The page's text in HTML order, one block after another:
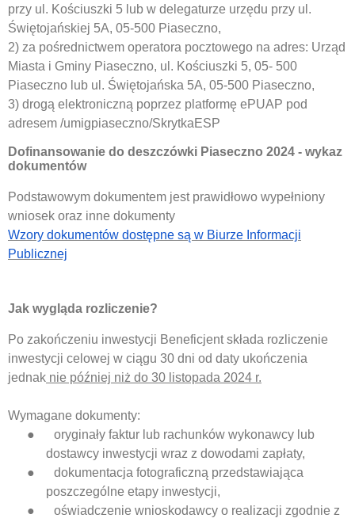
przy ul. Kościuszki 5 lub w delegaturze urzędu przy ul.
Świętojańskiej 5A, 05-500 Piaseczno,
2) za pośrednictwem operatora pocztowego na adres: Urząd
Miasta i Gminy Piaseczno, ul. Kościuszki 5, 05- 500
Piaseczno lub ul. Świętojańska 5A, 05-500 Piaseczno,
3) drogą elektroniczną poprzez platformę ePUAP pod
adresem /umigpiaseczno/SkrytkaESP
Dofinansowanie do deszczówki Piaseczno 2024 - wykaz
dokumentów
Podstawowym dokumentem jest prawidłowo wypełniony
wniosek oraz inne dokumenty
Wzory dokumentów dostępne są w Biurze Informacji
Publicznej
Jak wygląda rozliczenie?
Po zakończeniu inwestycji Beneficjent składa rozliczenie
inwestycji celowej w ciągu 30 dni od daty ukończenia
jednak nie później niż do 30 listopada 2024 r.
Wymagane dokumenty:
●
oryginały faktur lub rachunków wykonawcy lub
dostawcy inwestycji wraz z dowodami zapłaty,
●
dokumentacja fotograficzną przedstawiająca
poszczególne etapy inwestycji,
●
oświadczenie wnioskodawcy o realizacji zgodnie z